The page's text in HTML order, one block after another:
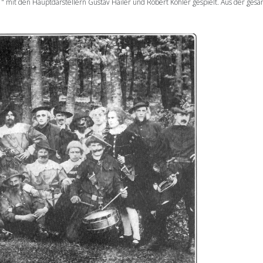
den Hauptdarstellern Gustav Hailer und Robert Kohler gespielt. Aus der